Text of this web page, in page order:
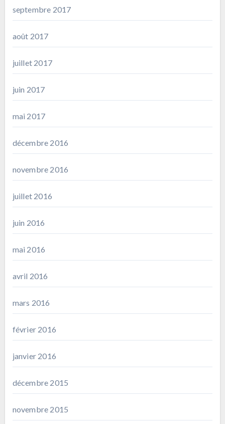
septembre 2017
août 2017
juillet 2017
juin 2017
mai 2017
décembre 2016
novembre 2016
juillet 2016
juin 2016
mai 2016
avril 2016
mars 2016
février 2016
janvier 2016
décembre 2015
novembre 2015